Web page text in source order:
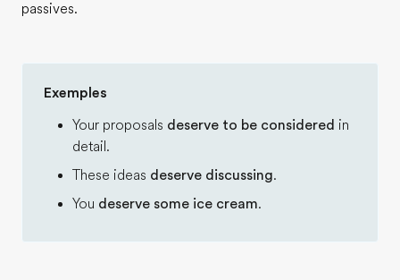
EF recrute
Rejoignez nos équipes
passives.
Exemples
Your proposals deserve to be considered in
detail.
These ideas deserve discussing.
You deserve some ice cream.